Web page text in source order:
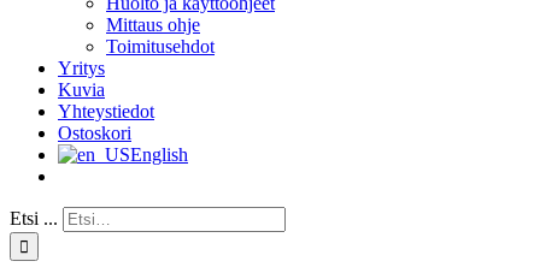
Mittaus ohje
Toimitusehdot
Yritys
Kuvia
Yhteystiedot
Ostoskori
English
Etsi ...